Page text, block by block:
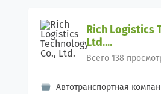
Rich Logistics
Ltd....
Всего 138
Автотранспортная